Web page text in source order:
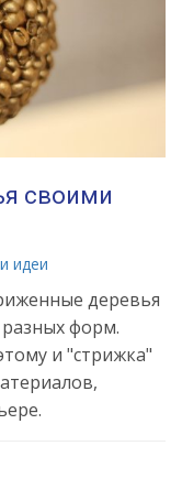
своими
идеи
деревья
форм.
и "стрижка"